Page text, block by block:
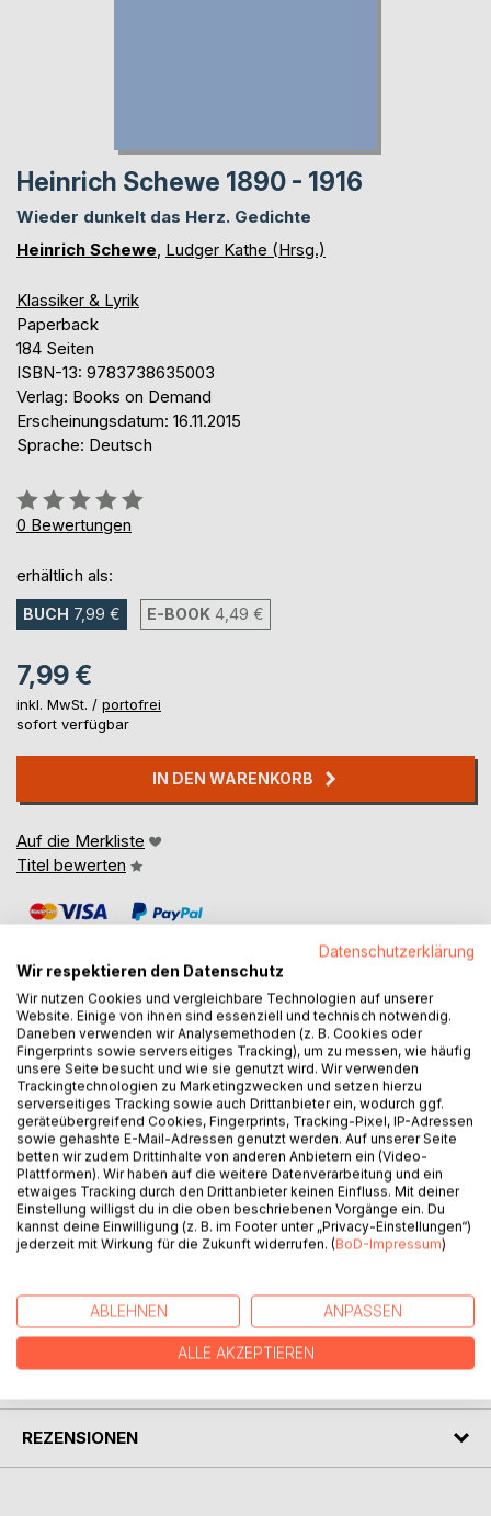
Heinrich Schewe 1890 - 1916
Wieder dunkelt das Herz. Gedichte
Heinrich Schewe, Ludger Kathe (Hrsg.)
Klassiker & Lyrik
Paperback
184 Seiten
ISBN-13: 9783738635003
Verlag: Books on Demand
Erscheinungsdatum: 16.11.2015
Sprache: Deutsch
Bewertung::
0%
0 Bewertungen
erhältlich als:
BUCH 7,99 € E-BOOK 4,49 €
7,99 €
inkl. MwSt. / portofrei
sofort verfügbar
IN DEN WARENKORB
Auf die Merkliste
Titel bewerten
BESCHREIBUNG
Schewes Gedichte erweisen sich als Spiegelungen
jeweiliger situativer Befindlichkeiten. Aus vielen Gedichten
spricht die Sehnsucht nach Partnerschaft für den
gemeinsamen Weg.
Schließlich gelingen ihm im Schrecken des 1. Weltkriegs
Gedichte, die eine schonungslose Darstellung der Gräuel
thematisieren. Ihn berührt das Leid seiner Mitmenschen auf
beiden Seiten der Front.
AUTOR/IN
REZENSIONEN
Datenschutzerklärung
Wir respektieren den Datenschutz
Wir nutzen Cookies und vergleichbare Technologien auf unserer
Website. Einige von ihnen sind essenziell und technisch notwendig.
Daneben verwenden wir Analysemethoden (z. B. Cookies oder
Fingerprints sowie serverseitiges Tracking), um zu messen, wie häufig
unsere Seite besucht und wie sie genutzt wird. Wir verwenden
Trackingtechnologien zu Marketingzwecken und setzen hierzu
serverseitiges Tracking sowie auch Drittanbieter ein, wodurch ggf.
geräteübergreifend Cookies, Fingerprints, Tracking-Pixel, IP-Adressen
sowie gehashte E-Mail-Adressen genutzt werden. Auf unserer Seite
betten wir zudem Drittinhalte von anderen Anbietern ein (Video-
Plattformen). Wir haben auf die weitere Datenverarbeitung und ein
etwaiges Tracking durch den Drittanbieter keinen Einfluss. Mit deiner
Einstellung willigst du in die oben beschriebenen Vorgänge ein. Du
kannst deine Einwilligung (z. B. im Footer unter „Privacy-Einstellungen“)
jederzeit mit Wirkung für die Zukunft widerrufen. (BoD-Impressum)
ABLEHNEN ANPASSEN
ALLE AKZEPTIEREN